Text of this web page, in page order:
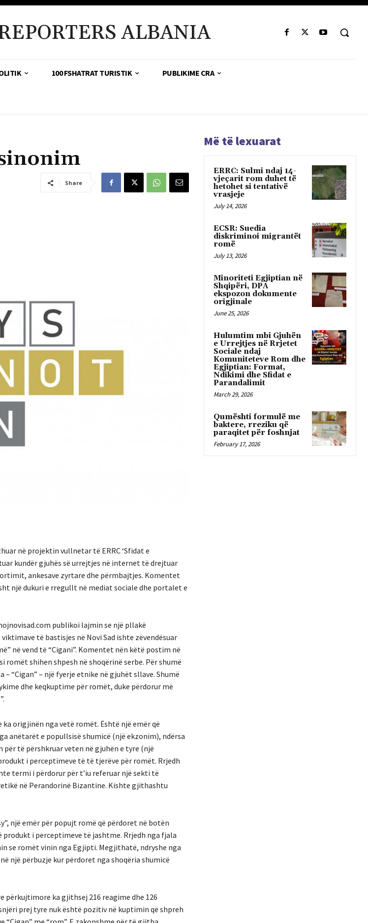
ALBANIA
100 FSHATRAT TURISTIK PUBLIKIME CRA
Share
në projektin vullnetar të ERRC ‘Sfidat e
kundër gjuhës së urrejtjes në internet të drejtuar
ankesave zyrtare dhe përmbajtjes. Komentet
një dukuri e rregullt në mediat sociale dhe portalet e
publikoi lajmin se një pllakë
të bastisjes në Novi Sad ishte zëvendësuar
në vend të “Cigani”. Komentet nën këtë postim në
romët shihen shpesh në shoqërinë serbe. Për shumë
“Cigan” – një fyerje etnike në gjuhët sllave. Shumë
dhe keqkuptime për romët, duke përdorur më
ka origjinën nga vetë romët. Është një emër që
anëtarët e popullsisë shumicë (një ekzonim), ndërsa
të përshkruar veten në gjuhën e tyre (një
i perceptimeve të të tjerëve për romët. Rrjedh
termi i përdorur për t’iu referuar një sekti të
në Perandorinë Bizantine. Kishte gjithashtu
një emër për popujt romë që përdoret në botën
i perceptimeve të jashtme. Rrjedh nga fjala
se romët vinin nga Egjipti. Megjithatë, ndryshe nga
një përbuzje kur përdoret nga shoqëria shumicë
përkujtimore ka gjithsej 216 reagime dhe 126
prej tyre nuk është pozitiv në kuptimin që shpreh
Më të lexuarat
ERRC: Sulmi ndaj 14-
vjeçarit rom duhet të
hetohet si tentativë
vrasjeje
July 14, 2026
ECSR: Suedia
diskriminoi migrantët
romë
July 13, 2026
Minoriteti Egjiptian në
Shqipëri, DPA
ekspozon dokumente
origjinale
June 25, 2026
Hulumtim mbi Gjuhën
e Urrejtjes në Rrjetet
Sociale ndaj
Komuniteteve Rom dhe
Egjiptian: Format,
Ndikimi dhe Sfidat e
Parandalimit
March 29, 2026
Qumështi formulë me
baktere, rreziku që
paraqitet për foshnjat
February 17, 2026